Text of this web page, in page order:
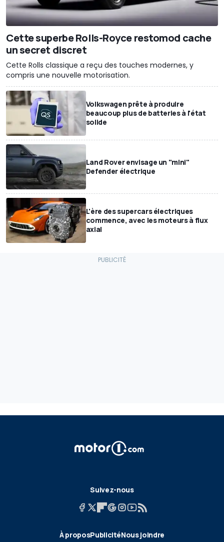
Cette superbe Rolls-Royce restomod cache
un secret discret
Cette Rolls classique a reçu des touches modernes, y
compris une nouvelle motorisation.
Volkswagen prête à produire
beaucoup plus de batteries à l'état
solide
Land Rover envisage un "mini"
Defender électrique
L'ère des supercars électriques
commence, avec les moteurs à flux
axial
Suivez-nous
À proposPublicitéNous joindre